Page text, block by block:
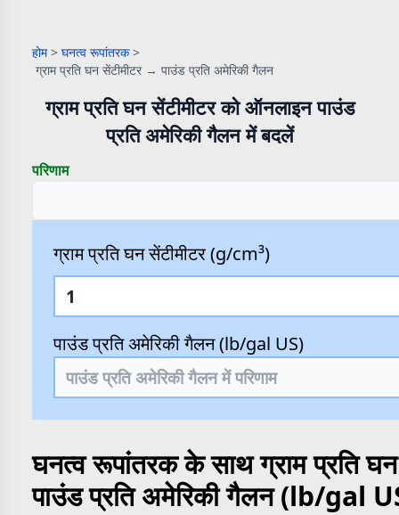
होम > घनत्व रूपांतरक >
ग्राम प्रति घन सेंटीमीटर → पाउंड प्रति अमेरिकी गैलन
ग्राम प्रति घन सेंटीमीटर को ऑनलाइन पाउंड
प्रति अमेरिकी गैलन में बदलें
परिणाम
ग्राम प्रति घन सेंटीमीटर (g/cm³)
पाउंड प्रति अमेरिकी गैलन (lb/gal US)
घनत्व रूपांतरक के साथ ग्राम प्रति
पाउंड प्रति अमेरिकी गैलन (lb/gal